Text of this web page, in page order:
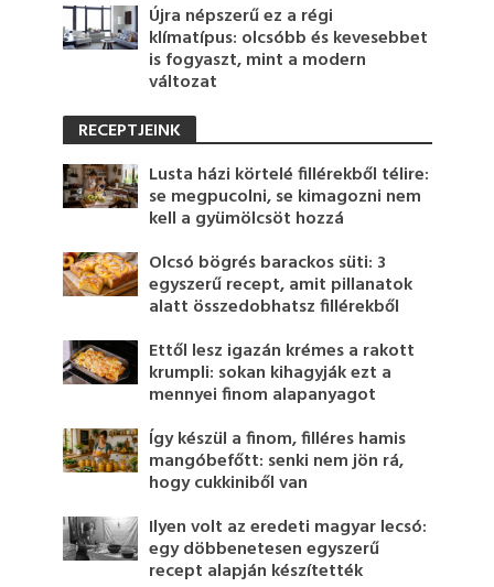
Újra népszerű ez a régi
klímatípus: olcsóbb és kevesebbet
is fogyaszt, mint a modern
változat
RECEPTJEINK
Lusta házi körtelé fillérekből télire:
se megpucolni, se kimagozni nem
kell a gyümölcsöt hozzá
Olcsó bögrés barackos süti: 3
egyszerű recept, amit pillanatok
alatt összedobhatsz fillérekből
Ettől lesz igazán krémes a rakott
krumpli: sokan kihagyják ezt a
mennyei finom alapanyagot
Így készül a finom, filléres hamis
mangóbefőtt: senki nem jön rá,
hogy cukkiniből van
Ilyen volt az eredeti magyar lecsó:
egy döbbenetesen egyszerű
recept alapján készítették